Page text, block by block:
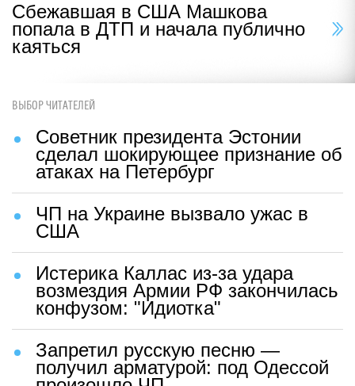
Сбежавшая в США Машкова
попала в ДТП и начала публично
каяться
ВЫБОР ЧИТАТЕЛЕЙ
Советник президента Эстонии
сделал шокирующее признание об
атаках на Петербург
ЧП на Украине вызвало ужас в
США
Истерика Каллас из-за удара
возмездия Армии РФ закончилась
конфузом: "Идиотка"
Запретил русскую песню —
получил арматурой: под Одессой